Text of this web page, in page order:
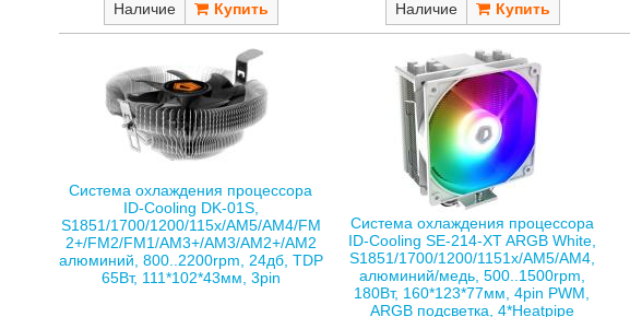
Наличие Наличие
Система охлаждения процессора
ID-Cooling DK-01S,
S1851/1700/1200/115x/AM5/AM4/FM
2+/FM2/FM1/AM3+/AM3/AM2+/AM2
алюминий, 800..2200rpm, 24дб, TDP
65Вт, 111*102*43мм, 3pin
Система охлаждения процессора
ID-Cooling SE-214-XT ARGB White,
S1851/1700/1200/1151x/AM5/AM4,
алюминий/медь, 500..1500rpm,
180Вт, 160*123*77мм, 4pin PWM,
ARGB подсветка, 4*Heatpipe